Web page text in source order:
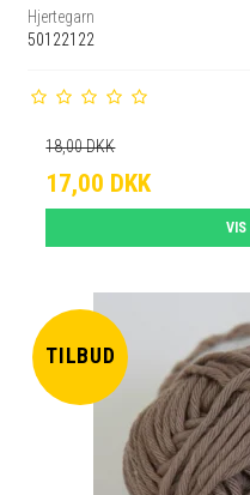
Hjertegarn
50122122
18,00 DKK
17,00 DKK
VIS
TILBUD